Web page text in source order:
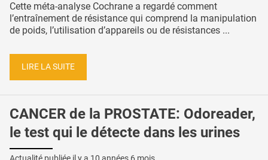
Cette méta-analyse Cochrane a regardé comment
l’entraînement de résistance qui comprend la manipulation
de poids, l’utilisation d’appareils ou de résistances ...
LIRE LA SUITE
CANCER de la PROSTATE: Odoreader,
le test qui le détecte dans les urines
Actualité publiée il y a 10 années 6 mois